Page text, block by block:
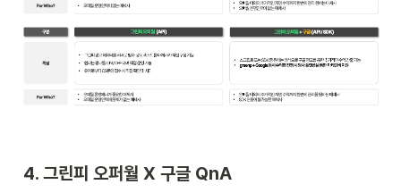
4. 그린피 오퍼월 X 구글 QnA